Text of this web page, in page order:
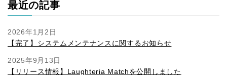
最近の記事
2026年1月2日
【完了】システムメンテナンスに関するお知らせ
2025年9月13日
【リリース情報】Laughteria Matchを公開しました